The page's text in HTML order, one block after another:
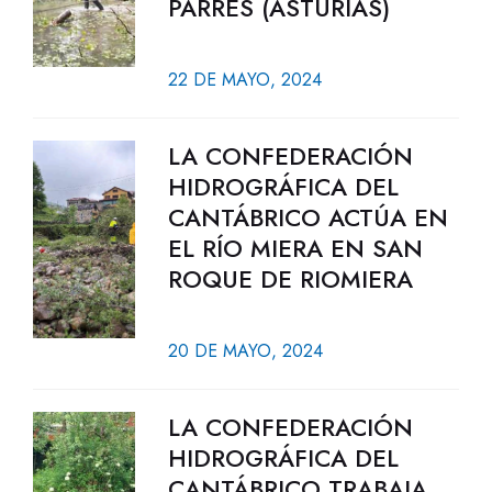
PARRES (ASTURIAS)
22 DE MAYO, 2024
LA CONFEDERACIÓN
HIDROGRÁFICA DEL
CANTÁBRICO ACTÚA EN
EL RÍO MIERA EN SAN
ROQUE DE RIOMIERA
20 DE MAYO, 2024
LA CONFEDERACIÓN
HIDROGRÁFICA DEL